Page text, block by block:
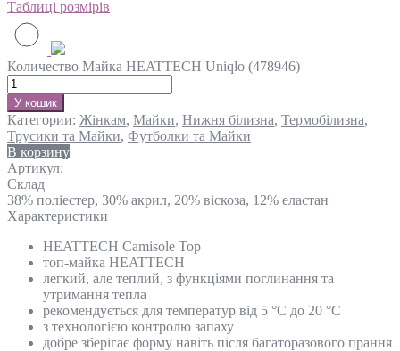
Таблиці розмірів
Количество Майка HEATTECH Uniqlo (478946)
У кошик
Категории: Жінкам, Майки, Нижня білизна, Термобілизна,
Трусики та Майки, Футболки та Майки
В корзину
Артикул:
Склад
38% поліестер, 30% акрил, 20% віскоза, 12% еластан
Характеристики
HEATTECH Camisole Top
топ-майка HEATTECH
легкий, але теплий, з функціями поглинання та
утримання тепла
рекомендується для температур від 5 °C до 20 °C
з технологією контролю запаху
добре зберігає форму навіть після багаторазового прання